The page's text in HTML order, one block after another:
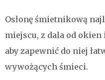
Osłonę śmietnikową
miejscu, z dala od okien
aby zapewnić do niej
wywożących śmieci.